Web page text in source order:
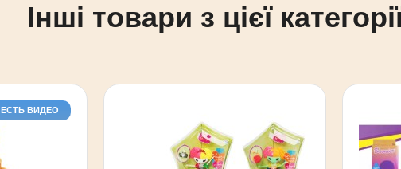
Інші товари з цієї
ЕСТЬ ВИДЕО